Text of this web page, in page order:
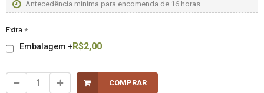
Antecedência mínima para encomenda de 16 horas
Extra *
Embalagem + R$2,00
COMPRAR